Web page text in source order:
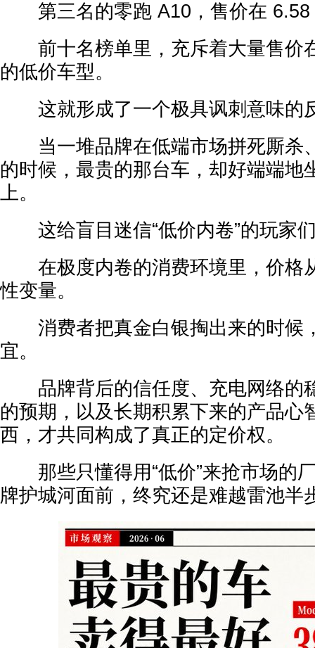
第三名的零跑 A10，售价在 6.58
前十名榜单里，充斥着大量售价
的低价车型。
这就形成了一个极具讽刺意味的
当一堆品牌在低端市场拼死厮杀
的时候，最贵的那台车，却好端端地
上。
这给盲目迷信“低价内卷”的玩家
在极度内卷的消费环境里，价格
性变量。
消费者把真金白银掏出来的时候
宜。
品牌背后的信任度、充电网络的
的预期，以及长期积累下来的产品心
西，才共同构成了真正的定价权。
那些只懂得用“低价”来抢市场的
牌护城河面前，终究还是难越雷池半